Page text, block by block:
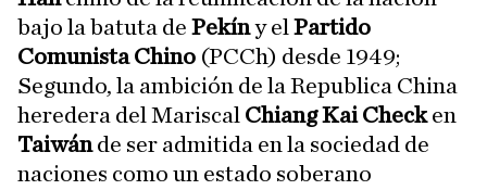
bajo la batuta de Pekíny el Partido
Comunista Chino (PCCh) desde 1949;
Segundo, la ambición de la Republica China
heredera del Mariscal Chiang Kai Checken
Taiwánde ser admitida en la sociedad de
naciones como un estado soberano